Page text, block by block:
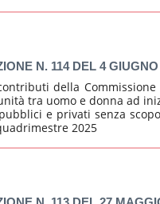
N. 114 DEL 4 GIUGNO
della
tra uomo e donna ad
e privati senza
2025